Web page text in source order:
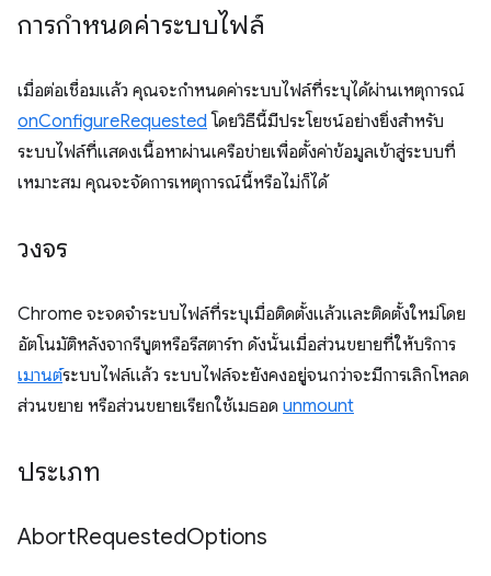
การกำหนดค่าระบบไฟล์
เมื่อต่อเชื่อมแล้ว คุณจะกำหนดค่าระบบไฟล์ที่ระบุได้ผ่านเหตุการณ์
onConfigureRequested โดยวิธีนี้มีประโยชน์อย่างยิ่งสำหรับ
ระบบไฟล์ที่แสดงเนื้อหาผ่านเครือข่ายเพื่อตั้งค่าข้อมูลเข้าสู่ระบบที่
เหมาะสม คุณจะจัดการเหตุการณ์นี้หรือไม่ก็ได้
วงจร
Chrome จะจดจำระบบไฟล์ที่ระบุเมื่อติดตั้งแล้วและติดตั้งใหม่โดย
อัตโนมัติหลังจากรีบูตหรือรีสตาร์ท ดังนั้นเมื่อส่วนขยายที่ให้บริการ
เมานต์ระบบไฟล์แล้ว ระบบไฟล์จะยังคงอยู่จนกว่าจะมีการเลิกโหลด
ส่วนขยาย หรือส่วนขยายเรียกใช้เมธอด unmount
ประเภท
AbortRequestedOptions